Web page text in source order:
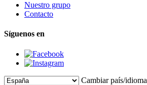
Nuestro grupo
Contacto
Síguenos en
Cambiar país/idioma